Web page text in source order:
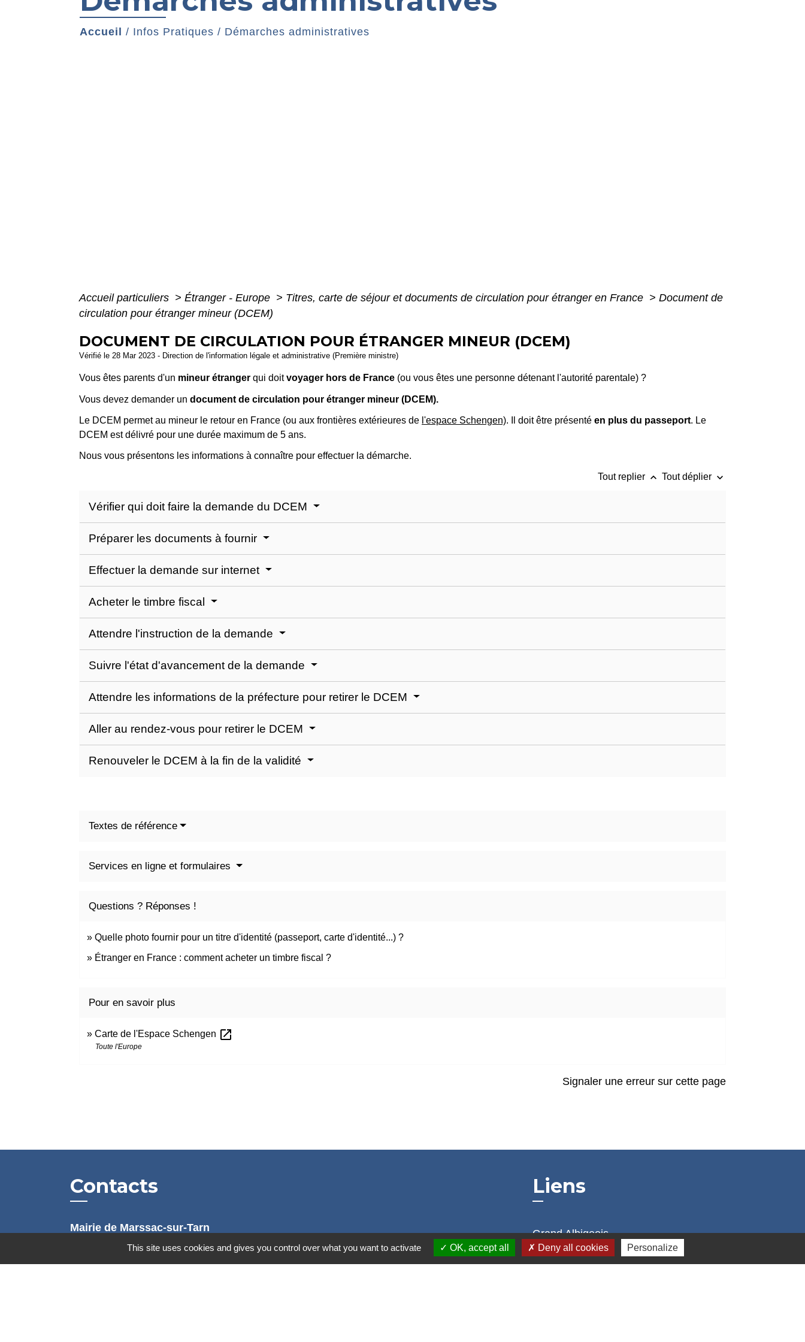
Accueil / Infos Pratiques / Démarches administratives
Accueil particuliers > Étranger - Europe > Titres, carte de séjour et documents de circulation pour étranger en France > Document de
circulation pour étranger mineur (DCEM)
DOCUMENT DE CIRCULATION POUR ÉTRANGER MINEUR (DCEM)
Vérifié le 28 Mar 2023 - Direction de l'information légale et administrative (Première ministre)
Vous êtes parents d'un mineur étranger qui doitvoyager hors de France (ou vous êtes une personne détenant l'autorité parentale) ?
Vous devez demander un document de circulation pour étranger mineur (DCEM).
Le DCEM permet au mineur le retour en France (ou aux frontières extérieures de l'espace Schengen). Il doit être présenté en plus du passeport. Le
DCEM est délivré pour une durée maximum de 5 ans.
Nous vous présentons les informations à connaître pour effectuer la démarche.
Tout replier keyboard_arrow_up Tout déplier keyboard_arrow_down
Vérifier qui doit faire la demande du DCEM
Préparer les documents à fournir
Effectuer la demande sur internet
Acheter le timbre fiscal
Attendre l'instruction de la demande
Suivre l'état d'avancement de la demande
Attendre les informations de la préfecture pour retirer le DCEM
Aller au rendez-vous pour retirer le DCEM
Renouveler le DCEM à la fin de la validité
Textes de référence
Services en ligne et formulaires
Questions ? Réponses !
Quelle photo fournir pour un titre d'identité (passeport, carte d'identité...) ?
Étranger en France : comment acheter un timbre fiscal ?
Pour en savoir plus
Carte de l'Espace Schengen open_in_new
Toute l'Europe
Signaler une erreur sur cette page
Contacts
Mairie de Marssac-sur-Tarn
2 Rue Tonimarié
Liens
Grand Albigeois
Conseil Départemental du Tarn
Office tourisme Albi
This site uses cookies and gives you control over what you want to activate OK, accept all Deny all cookies Personalize